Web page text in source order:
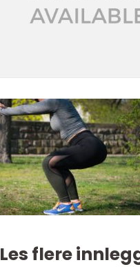
Les flere